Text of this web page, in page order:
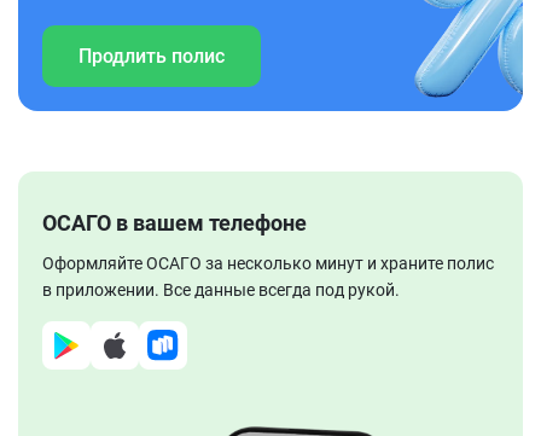
Продлить полис
ОСАГО в вашем телефоне
Оформляйте ОСАГО за несколько минут и храните полис
в приложении. Все данные всегда под рукой.